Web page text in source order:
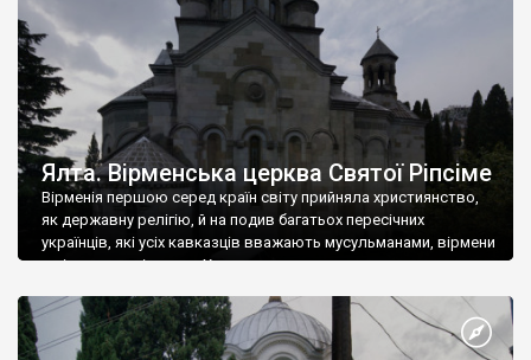
Ялта. Вірменська церква Святої Ріпсіме
Вірменія першою серед країн світу прийняла християнство,
як державну релігію, й на подив багатьох пересічних
українців, які усіх кавказців вважають мусульманами, вірмени
є відданими вірянами Христа